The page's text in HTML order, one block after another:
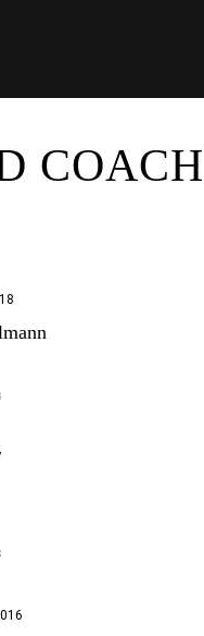
COACH